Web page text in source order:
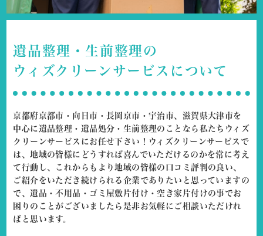
遺品整理・生前整理の
ウィズクリーンサービスについて
京都府京都市・向日市・長岡京市・宇治市、滋賀県大津市を
中心に遺品整理・遺品処分・生前整理のことなら私たちウィズ
クリーンサービスにお任せ下さい！ ウィズクリーンサービスで
は、地域の皆様にどうすれば喜んでいただけるのかを常に考え
て行動し、これからもより地域の皆様の口コミ評判の良い、
ご紹介をいただき続けられる企業でありたいと思っていますの
で、遺品・不用品・ゴミ屋敷片付け・空き家片付けの事でお
困りのことがございましたら是非お気軽にご相談いただけれ
ばと思います。